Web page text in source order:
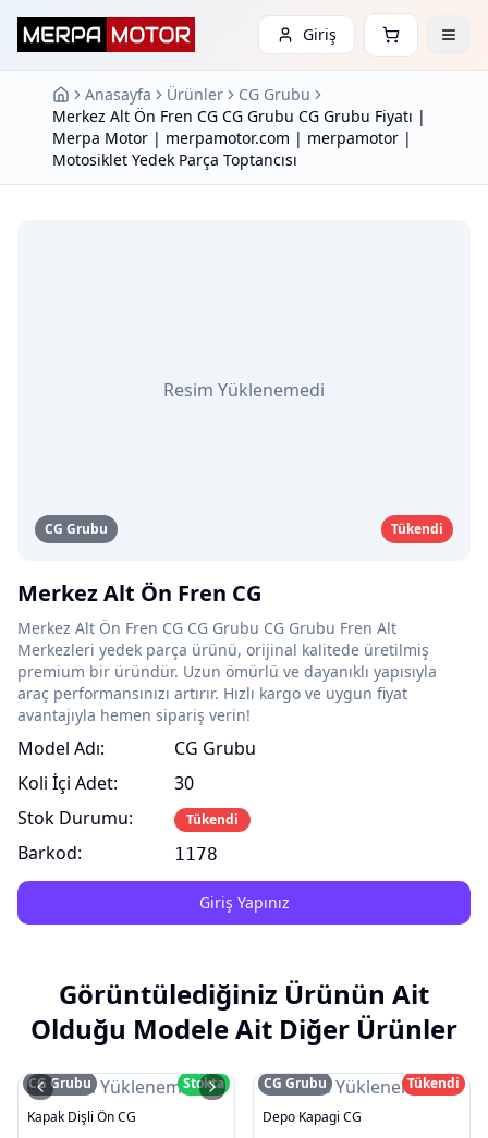
Giriş
Anasayfa Ürünler
CG Grubu
Merkez Alt Ön Fren CG CG Grubu CG Grubu Fiyatı |
Merpa Motor | merpamotor.com | merpamotor |
Motosiklet Yedek Parça Toptancısı
CG Grubu Tükendi
Resim Yüklenemedi
Merkez Alt Ön Fren CG
Merkez Alt Ön Fren CG CG Grubu CG Grubu Fren Alt
Merkezleri yedek parça ürünü, orijinal kalitede üretilmiş
premium bir üründür. Uzun ömürlü ve dayanıklı yapısıyla
araç performansınızı artırır. Hızlı kargo ve uygun fiyat
avantajıyla hemen sipariş verin!
Model Adı:
Koli İçi Adet:
Stok Durumu:
Barkod:
CG Grubu
30
Tükendi
1178
Giriş Yapınız
Görüntülediğiniz Ürünün Ait
Olduğu Modele Ait Diğer Ürünler
Resim Yüklenemedi
CG Grubu
Stokta
Kapak Dişli Ön CG
Resim Yüklenemedi
CG Grubu
Tükendi
Depo Kapagi CG